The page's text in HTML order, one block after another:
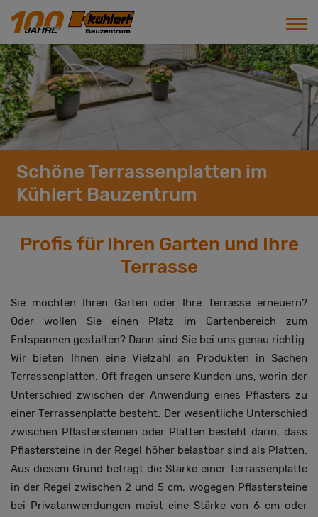
Schöne Terrassenplatten im
Kühlert Bauzentrum
Profis für Ihren Garten und Ihre
Terrasse
Sie möchten Ihren Garten oder Ihre Terrasse erneuern?
Oder wollen Sie einen Platz im Gartenbereich zum
Entspannen gestalten? Dann sind Sie bei uns genau richtig.
Wir bieten Ihnen eine Vielzahl an Produkten in Sachen
Terrassenplatten. Oft fragen unsere Kunden uns, worin der
Unterschied zwischen der Anwendung eines Pflasters zu
einer Terrassenplatte besteht. Der wesentliche Unterschied
zwischen Pflastersteinen oder Platten besteht darin, dass
Pflastersteine in der Regel höher belastbar sind als Platten.
Aus diesem Grund beträgt die Stärke einer Terrassenplatte
in der Regel zwischen 2 und 5 cm, wogegen Pflastersteine
bei Privatanwendungen meist eine Stärke von 6 cm oder